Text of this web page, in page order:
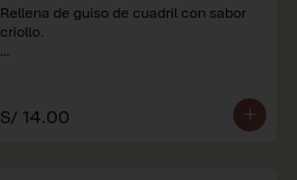
Rellena de guiso de cuadril con sabor
criollo.
S/ 14.00